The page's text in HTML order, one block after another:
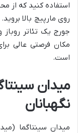
استفاده کنید که از
روی مارپیچ بالا
جورج یک تئاتر
مکان فرصتی عالی
است.
میدان
نگهبانان
میدان سینتاگما